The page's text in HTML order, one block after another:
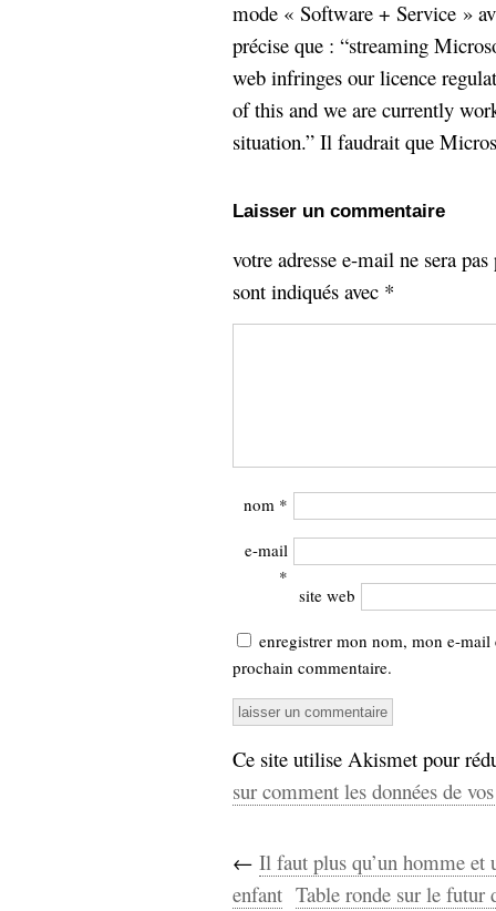
mode « Software + Service »
précise que : “streaming
web infringes our licence
of this and we are currently
situation.” Il faudrait que
Laisser un commentaire
votre adresse e-mail ne sera
sont indiqués avec *
nom *
e-mail
*
site web
enregistrer mon nom, mon e-
prochain commentaire.
Ce site utilise Akismet pour
sur comment les données de
← Il faut plus qu’un homme et
enfant Table ronde sur le futur